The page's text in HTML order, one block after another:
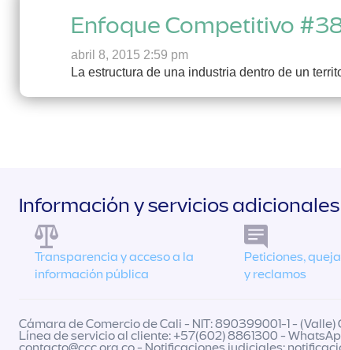
Enfoque Competitivo
abril 8, 2015 2:59 pm
La estructura de una industria dentro de un
Información y servicios adicionales
Transparencia y acceso a la
información pública
Peticiones,
y reclamos
Cámara de Comercio de Cali - NIT: 890399001-1 - (Valle)
Línea de servicio al cliente: +57(602) 8861300 -